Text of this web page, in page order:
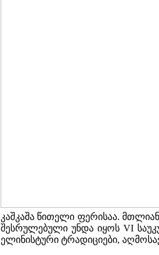
კაშკაშა წითელი ფერისაა.
შესრულებული უნდა იყოს VI
ელინისტური ტრადიციები,